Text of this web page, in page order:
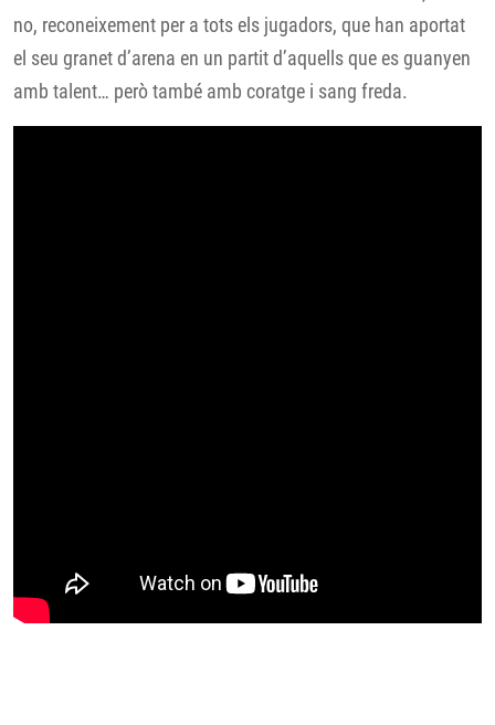
no, reconeixement per a tots els jugadors, que han aportat
el seu granet d’arena en un partit d’aquells que es guanyen
amb talent… però també amb coratge i sang freda.